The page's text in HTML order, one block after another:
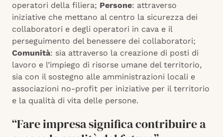
operatori della filiera; Persone: attraverso
iniziative che mettano al centro la sicurezza dei
collaboratori e degli operatori in cava e il
perseguimento del benessere dei collaboratori;
Comunità: sia attraverso la creazione di posti di
lavoro e l’impiego di risorse umane del territorio,
sia con il sostegno alle amministrazioni locali e
associazioni no-profit per iniziative per il territorio
e la qualità di vita delle persone.
“Fare impresa significa contribuire a